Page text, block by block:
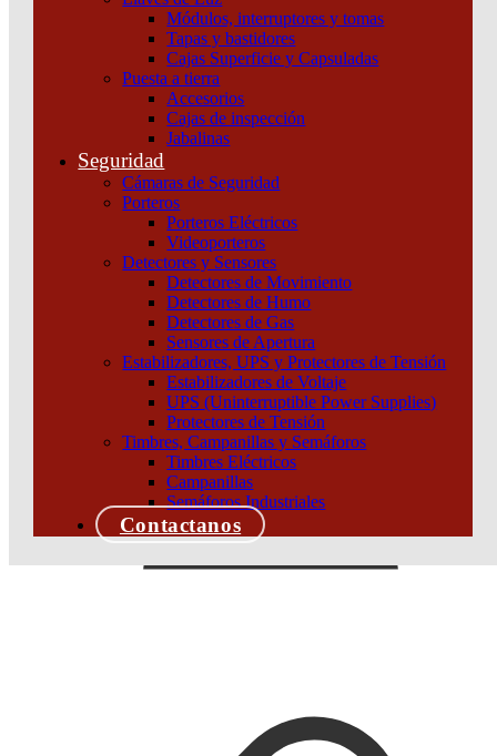
Módulos, interruptores y tomas
Tapas y bastidores
Cajas Superficie y Capsuladas
Puesta a tierra
Accesorios
Cajas de inspección
Jabalinas
Seguridad
Cámaras de Seguridad
Porteros
Porteros Eléctricos
Videoporteros
Detectores y Sensores
Detectores de Movimiento
Detectores de Humo
Detectores de Gas
Sensores de Apertura
Estabilizadores, UPS y Protectores de Tensión
Estabilizadores de Voltaje
UPS (Uninterruptible Power Supplies)
Protectores de Tensión
Timbres, Campanillas y Semáforos
Timbres Eléctricos
Campanillas
Semáforos Industriales
Contactanos
VARIADOR 1FASE 240V 1,5KW 2HP X7UNI
Schneider
Añadir al carrito